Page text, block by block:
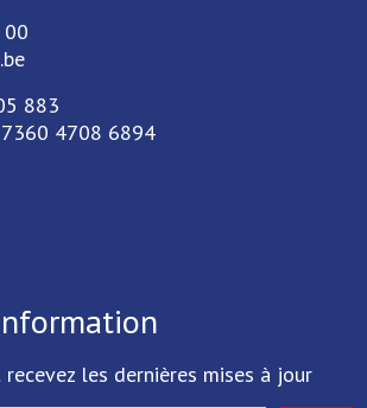
883
7360 4708 6894
les dernières mises à jour